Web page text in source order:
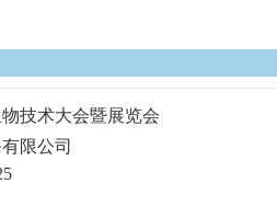
技术大会暨展览会
限公司